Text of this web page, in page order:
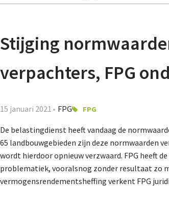
Stijging
verpachters, FPG
15 januari 2021 FPG FPG
De belastingdienst heeft vandaag de
65 landbouwgebieden zijn deze normwaarden
wordt hierdoor opnieuw verzwaard. FPG heeft
problematiek, vooralsnog zonder resultaat zo
vermogensrendementsheffing verkent FPG